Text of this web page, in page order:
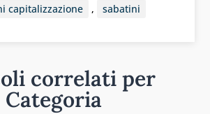
capitalizzazione , sabatini
correlati per
Categoria